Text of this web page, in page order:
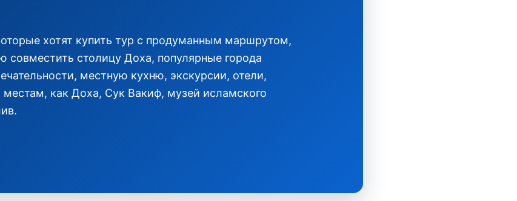
хотят купить тур с продуманным маршрутом,
совместить столицу Доха, популярные города
местную кухню, экскурсии, отели,
как Доха, Сук Вакиф, музей исламского